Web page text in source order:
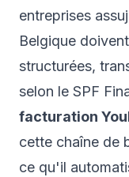
entreprises
Belgique
structurées,
selon le SPF
facturation
cette chaîne de
ce qu'il